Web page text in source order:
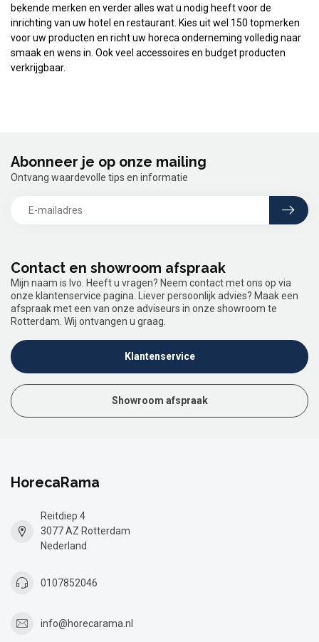
bekende merken en verder alles wat u nodig heeft voor de
inrichting van uw hotel en restaurant. Kies uit wel 150 topmerken
voor uw producten en richt uw horeca onderneming volledig naar
smaak en wens in. Ook veel accessoires en budget producten
verkrijgbaar.
Contact en showroom afspraak
Mijn naam is Ivo. Heeft u vragen? Neem contact met ons op via
onze klantenservice pagina. Liever persoonlijk advies? Maak een
afspraak met een van onze adviseurs in onze showroom te
Rotterdam. Wij ontvangen u graag.
Klantenservice
Showroom afspraak
Abonneer je op onze mailing
Ontvang waardevolle tips en informatie
HorecaRama
Reitdiep 4
3077 AZ Rotterdam
Nederland
0107852046
info@horecarama.nl